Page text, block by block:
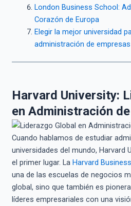
London Business School:
Corazón de Europa
Elegir la mejor universidad
administración de empresas
Harvard University:
en Administración
Cuando hablamos de estudiar
universidades del mundo, Harvard
el primer lugar. La Harvard
una de las escuelas de negocios
global, sino que también es
líderes empresariales con una